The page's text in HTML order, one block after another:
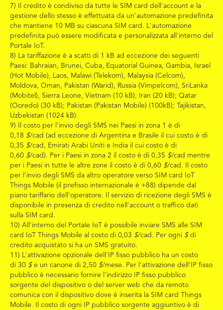
7) Il credito è condiviso da tutte le SIM card dell'account e la
gestione dello stesso è effettuata da un'automazione predefinita
che mantiene 10 MB su ciascuna SIM card. L'automazione
predefinita può essere modificata e personalizzata all'interno del
Portale IoT.
8) La tariffazione è a scatti di 1 kB ad eccezione dei seguenti
Paesi: Bahraian, Brunei, Cuba, Equatorial Guinea, Gambia, Israel
(Hot Mobile), Laos, Malawi (Telekom), Malaysia (Celcom),
Moldova, Oman, Pakistan (Warid), Russia (Vimpelcom), SriLanka
(Mobitel), Sierra Leone, Vietnam (10 kB); Iran (20 kB); Qatar
(Ooredo) (30 kB); Pakistan (Pakistan Mobile) (100kB); Tajikistan,
Uzbekistan (1024 kB).
9) Il costo per l'invio degli SMS nei Paesi in zona 1 è di
0,18 $/cad (ad eccezione di Argentina e Brasile il cui costo è di
0,35 $/cad, Emirati Arabi Uniti e India il cui costo è di
0,60 $/cad). Per i Paesi in zona 2 il costo è di 0,35 $/cad mentre
per i Paesi in tutte le altre zone il costo è di 0,60 $/cad. Il costo
per l'invio degli SMS da altro operatore verso SIM card IoT
Things Mobile (il prefisso internazionale è +88) dipende dal
piano tariffario dell'operatore. Il servizio di ricezione degli SMS è
disponibile in presenza di credito nell'account o traffico dati
sulla SIM card.
10) All'interno del Portale IoT è possibile inviare SMS alle SIM
card IoT Things Mobile al costo di 0,03 $/cad. Per ogni $di
credito acquistato si ha un SMS gratuito.
11) L'attivazione opzionale dell'IP fisso pubblico ha un costo
di 30 $e un canone di 2,50 $/mese. Per l'attivazione dell'IP fisso
pubblico è necessario fornire l'indirizzo IP fisso pubblico
sorgente del dispositivo o del server web che da remoto
comunica con il dispositivo dove è inserita la SIM card Things
Mobile.
Il costo di ogni IP pubblico sorgente aggiuntivo è di